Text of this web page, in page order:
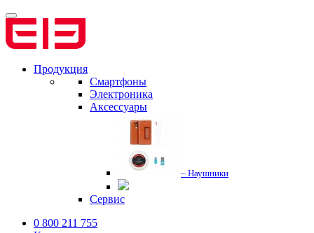
Продукция
Смартфоны
Электроника
Аксессуары
– Наушники
Сервис
0 800 211 755